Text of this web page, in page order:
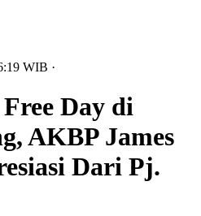
WIB ·
Day di
AKBP James
Dari Pj.